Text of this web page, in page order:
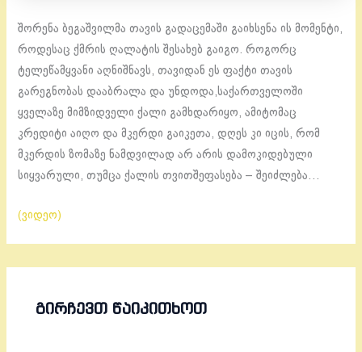
შორენა ბეგაშვილმა თავის გადაცემაში გაიხსენა ის მომენტი,
როდესაც ქმრის ღალატის შესახებ გაიგო. როგორც
ტელეწამყვანი აღნიშნავს, თავიდან ეს ფაქტი თავის
გარეგნობას დააბრალა და უნდოდა,საქართველოში
ყველაზე მიმზიდველი ქალი გამხდარიყო, ამიტომაც
კრედიტი აიღო და მკერდი გაიკეთა, დღეს კი იცის, რომ
მკერდის ზომაზე ნამდვილად არ არის დამოკიდებული
სიყვარული, თუმცა ქალის თვითშეფასება – შეიძლება…
(ვიდეო)
ᲒᲘᲠᲩᲔᲕᲗ ᲬᲐᲘᲙᲘᲗᲮᲝᲗ